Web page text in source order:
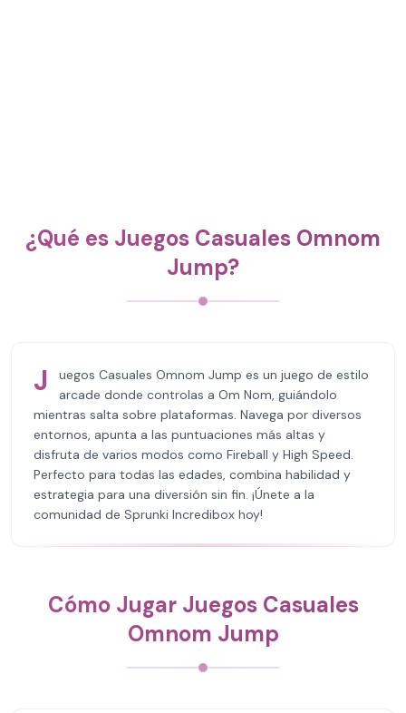
¿Qué es Juegos Casuales Omnom
Jump?
J
uegos Casuales Omnom Jump es un juego de estilo
arcade donde controlas a Om Nom, guiándolo
mientras salta sobre plataformas. Navega por diversos
entornos, apunta a las puntuaciones más altas y
disfruta de varios modos como Fireball y High Speed.
Perfecto para todas las edades, combina habilidad y
estrategia para una diversión sin fin. ¡Únete a la
comunidad de Sprunki Incredibox hoy!
Cómo Jugar Juegos Casuales
Omnom Jump